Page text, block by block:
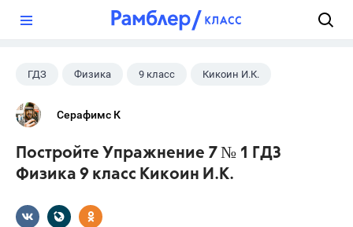
ГДЗ Физика 9 класс Кикоин И.К.
Серафимс К
Постройте Упражнение 7 № 1 ГДЗ
Физика 9 класс Кикоин И.К.